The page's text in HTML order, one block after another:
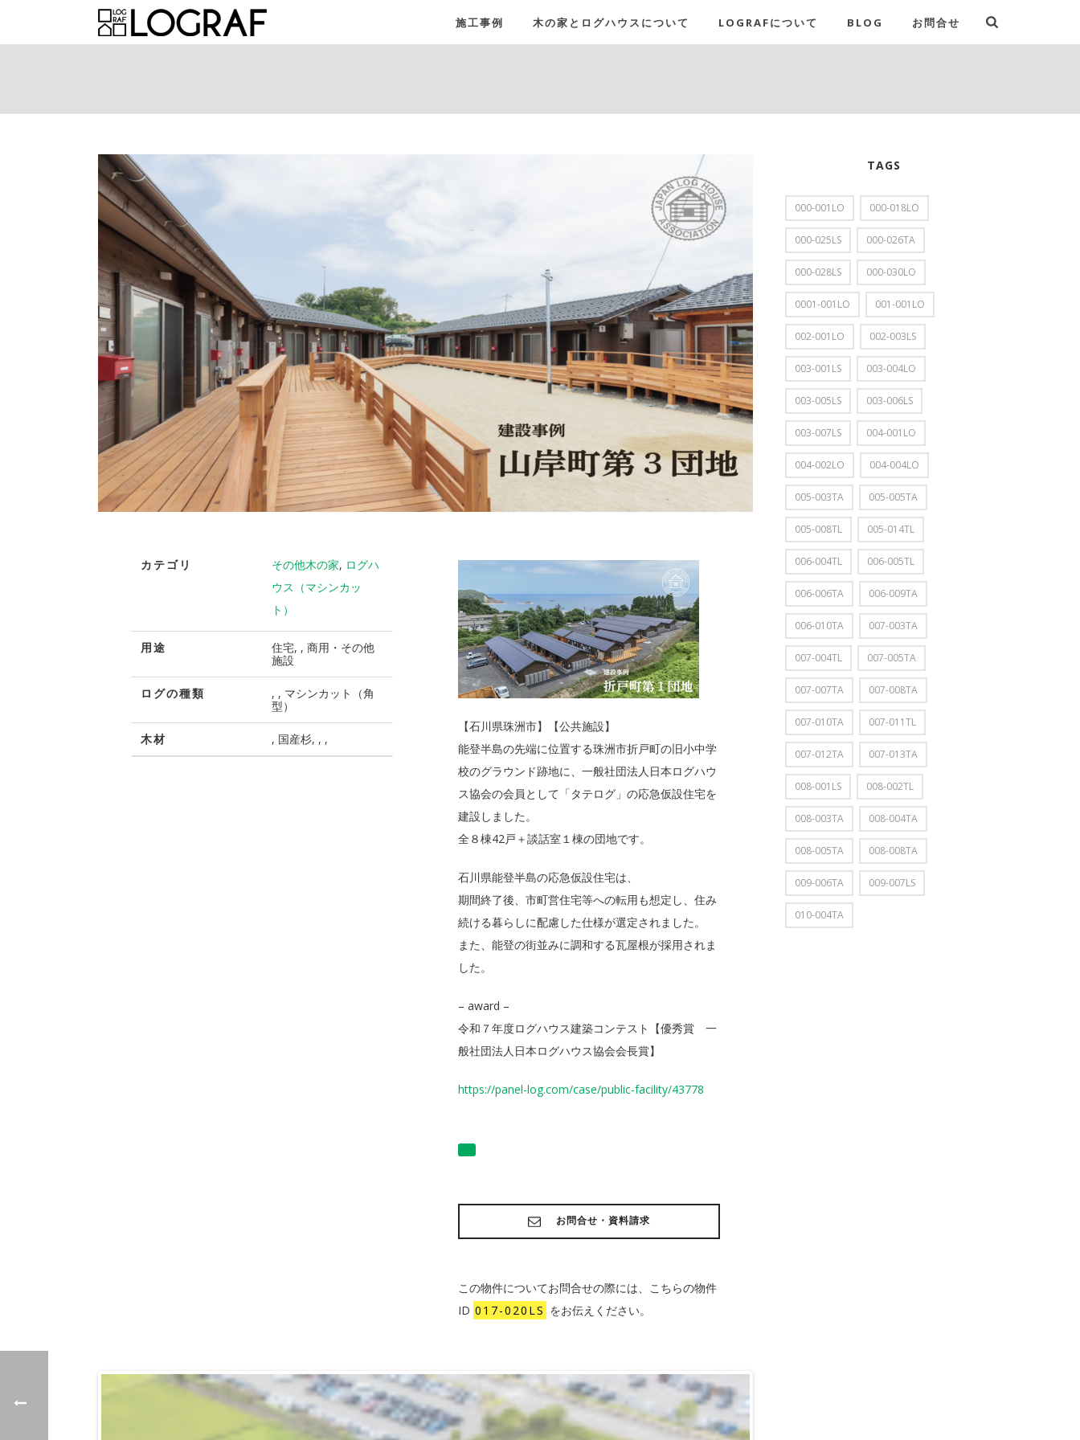
施工事例 木の家とログハウスについて LOGRAFについて BLOG お問合せ
カテゴリ その他木の家, ログハ
ウス（マシンカッ
ト）
用途
住宅, , 商用・その他
施設
ログの種類
, , マシンカット（角
型）
木材 , 国産杉, , ,
【石川県珠洲市】【公共施設】
能登半島の先端に位置する珠洲市折戸町の旧小中学
校のグラウンド跡地に、一般社団法人日本ログハウ
ス協会の会員として「タテログ」の応急仮設住宅を
建設しました。
全８棟42戸＋談話室１棟の団地です。
石川県能登半島の応急仮設住宅は、
期間終了後、市町営住宅等への転用も想定し、住み
続ける暮らしに配慮した仕様が選定されました。
また、能登の街並みに調和する瓦屋根が採用されま
した。
– award –
令和７年度ログハウス建築コンテスト【優秀賞 一
般社団法人日本ログハウス協会会長賞】
https://panel-log.com/case/public-facility/43778
お問合せ・資料請求
この物件についてお問合せの際には、こちらの物件
ID 017-020LS をお伝えください。
TAGS
000-001LO 000-018LO
000-025LS 000-026TA
000-028LS 000-030LO
0001-001LO 001-001LO
002-001LO 002-003LS
003-001LS 003-004LO
003-005LS 003-006LS
003-007LS 004-001LO
004-002LO 004-004LO
005-003TA 005-005TA
005-008TL 005-014TL
006-004TL 006-005TL
006-006TA 006-009TA
006-010TA 007-003TA
007-004TL 007-005TA
007-007TA 007-008TA
007-010TA 007-011TL
007-012TA 007-013TA
008-001LS 008-002TL
008-003TA 008-004TA
008-005TA 008-008TA
009-006TA 009-007LS
010-004TA